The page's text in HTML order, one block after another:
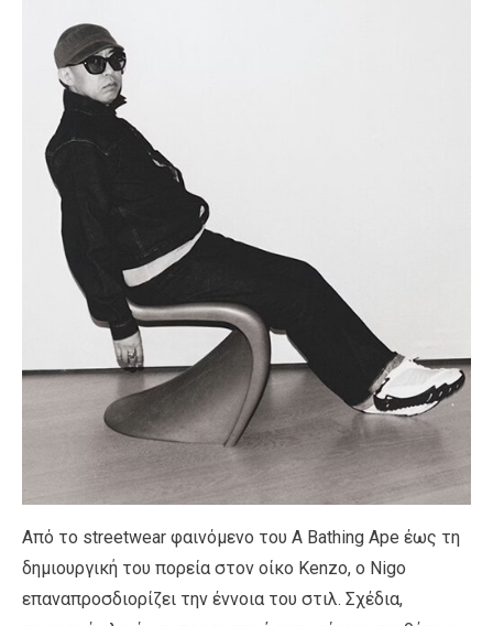
Από το streetwear φαινόμενο του A Bathing Ape έως τη
δημιουργική του πορεία στον οίκο Kenzo, ο Nigo
επαναπροσδιορίζει την έννοια του στιλ. Σχέδια,